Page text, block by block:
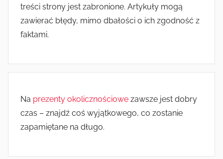
treści strony jest zabronione. Artykuły mogą
zawierać błędy, mimo dbałości o ich zgodność z
faktami.
Na prezenty okolicznościowe zawsze jest dobry
czas – znajdź coś wyjątkowego, co zostanie
zapamiętane na długo.